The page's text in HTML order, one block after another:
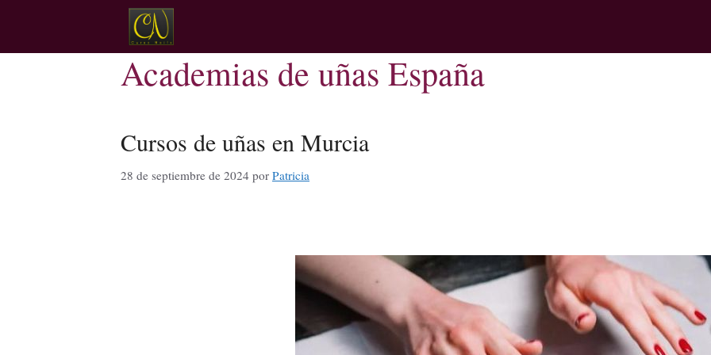
Academias de uñas España
Cursos de uñas en Murcia
28 de septiembre de 2024 por Patricia